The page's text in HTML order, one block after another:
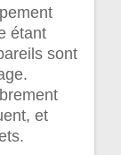
étant
sont
et